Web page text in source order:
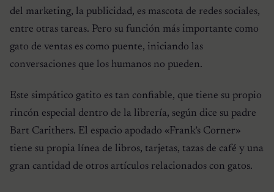
del marketing, la publicidad, es mascota de redes sociales,
entre otras tareas. Pero su función más importante como
gato de ventas es como puente, iniciando las
conversaciones que los humanos no pueden.
Este simpático gatito es tan confiable, que tiene su propio
rincón especial dentro de la librería, según dice su padre
Bart Carithers. El espacio apodado «Frank’s Corner»
tiene su propia línea de libros, tarjetas, tazas de café y una
gran cantidad de otros artículos relacionados con gatos.